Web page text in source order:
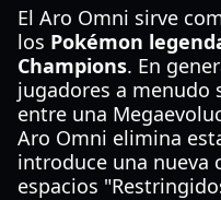
El Aro Omni sirve
los Pokémon
Champions. En
jugadores a menudo
entre una
Aro Omni elimina
introduce una nueva
espacios